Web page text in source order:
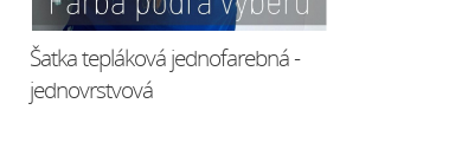
Šatka tepláková jednofarebná -
jednovrstvová